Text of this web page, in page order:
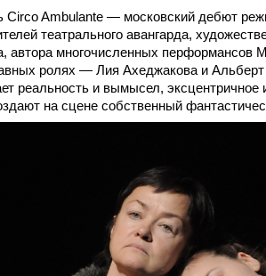
Circo Ambulante — московский дебют
театрального авангарда,
автора многочисленных перформансов
ролях — Лия Ахеджакова и Альберт
реальность и вымысел,
на сцене собственный